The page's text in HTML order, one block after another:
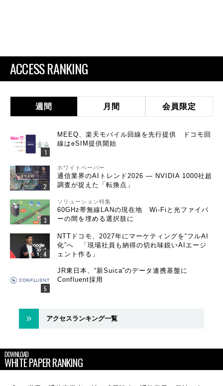
ACCESS RANKING
週間 月間 会員限定
MEEQ、楽天モバイル回線を先行提供 ドコモ回
線はeSIM提供開始
ホワイトペーパー
通信業界のAIトレンド2026 ― NVIDIA 1000社超
調査が捉えた「転換点」
ソリューション特集
60GHz帯無線LANの現在地 Wi-Fiと光ファイバ
ーの間を埋める選択肢に
NTTドコモ、2027年にマーケティングを“フルAI
化”へ 「現場社員も納得の切れ味鋭いAIエージ
ェント作る」
JR東日本、“新Suica”のデータ連携基盤に
Confluent採用
アクセスランキング一覧
DOWNLOAD
WHITE PAPER RANKING